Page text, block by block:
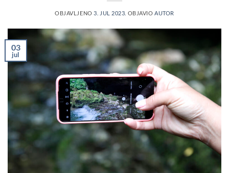
OBJAVLJENO3. JUL 2023. OBJAVIOAUTOR
03
jul